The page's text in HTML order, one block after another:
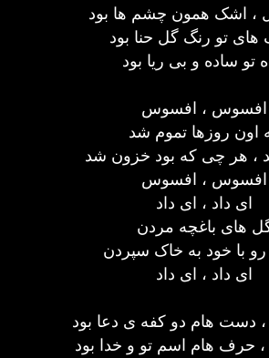
، اشک همون چشم ها بود
تو رنگ گل حنا بود
تو ساده و بی ریا بود
افسوس ، افسوس
اون روزها تموم شد
، هر چی که بود خزون شد
افسوس ، افسوس
ای داد ، ای داد
های باغچه مردن
رو با خود به خاک سپردن
ای داد ، ای داد
دست هام دو کفه ی دعا بود
حرف هام اسم تو و خدا بود